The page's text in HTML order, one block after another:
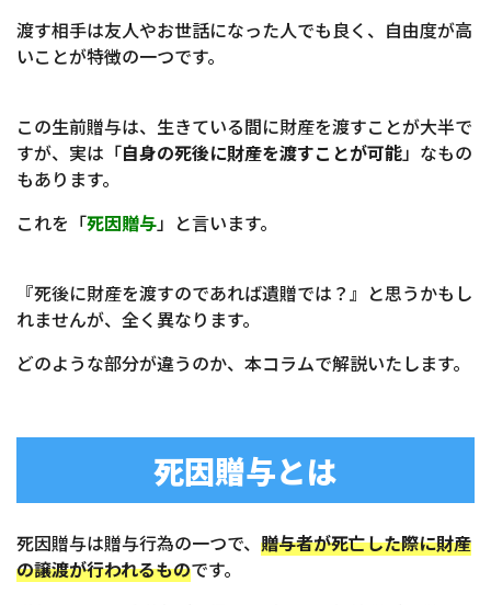
渡す相手は友人やお世話になった人でも良く、自由度が高
いことが特徴の一つです。
この生前贈与は、生きている間に財産を渡すことが大半で
すが、実は「自身の死後に財産を渡すことが可能」なもの
もあります。
これを「死因贈与」と言います。
『死後に財産を渡すのであれば遺贈では？』と思うかもし
れませんが、全く異なります。
どのような部分が違うのか、本コラムで解説いたします。
死因贈与とは
死因贈与は贈与行為の一つで、 贈与者が死亡した際に財産
の譲渡が行われるものです。